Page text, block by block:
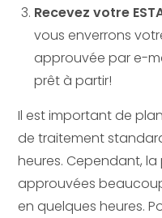
Recevez votre
vous enverrons
approuvée par e-
prêt à partir!
Il est important de
de traitement
heures. Cependant,
approuvées
en quelques heures.